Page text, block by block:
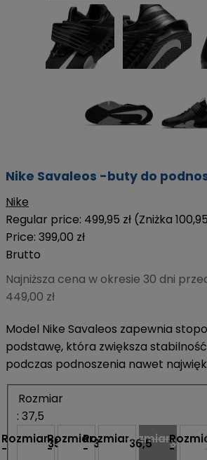
Nike Savaleos -buty do
Nike
Regular price: 499,95 zł (Zniżka
Price: 399,00 zł
Brutto
Najniższa cena w okresie 30 dni
449,00 zł
Model Nike Savaleos zapewnia
podstawę, która zwiększa
podczas podnoszenia nawet
Rozmiar
: 37,5
Rozmiar
- 35,5
Rozmiar
- 36
Rozmiar
- 36,5
Rozmiar37,5
-